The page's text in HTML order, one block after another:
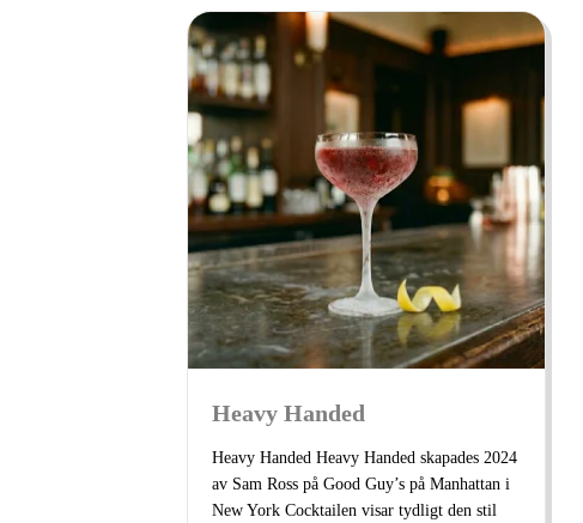
Heavy Handed
Heavy Handed Heavy Handed skapades 2024
av Sam Ross på Good Guy’s på Manhattan i
New York Cocktailen visar tydligt den stil